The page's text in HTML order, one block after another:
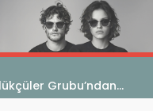
Grubu’ndan
Projesi açıklaması